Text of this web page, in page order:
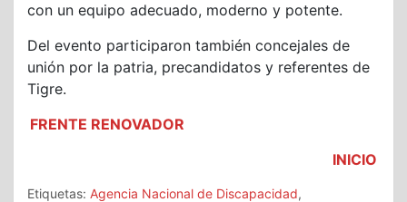
con un equipo adecuado, moderno y potente.
Del evento participaron también concejales de
unión por la patria, precandidatos y referentes de
Tigre.
FRENTE RENOVADOR
INICIO
Etiquetas: Agencia Nacional de Discapacidad,